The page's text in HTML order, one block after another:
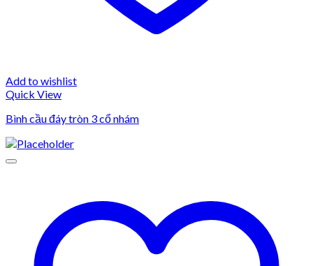
Add to wishlist
Quick View
Bình cầu đáy tròn 3 cổ nhám